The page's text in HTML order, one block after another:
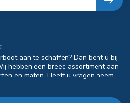
aan te schaffen? Dan bent u bij
hebben een breed assortiment aan
en maten. Heeft u vragen neem